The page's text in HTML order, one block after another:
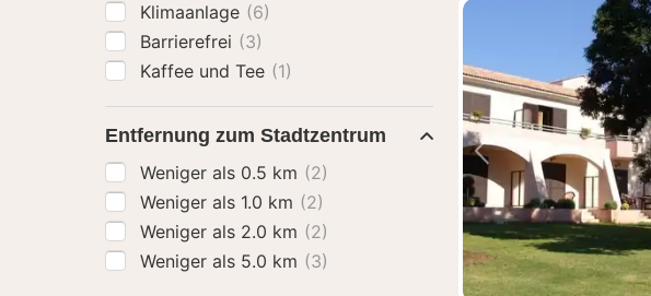
Vorheriges Bild
Klimaanlage (6)
Barrierefrei (3)
Kaffee und Tee (1)
Entfernung zum Stadtzentrum
Weniger als 0.5 km (2)
Weniger als 1.0 km (2)
Weniger als 2.0 km (2)
Weniger als 5.0 km (3)